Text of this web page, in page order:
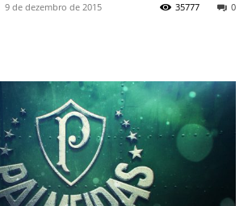
9 de dezembro de 2015 0
35777